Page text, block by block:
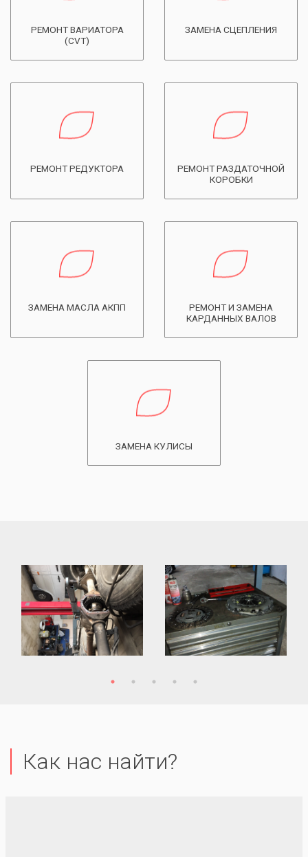
РЕМОНТ ВАРИАТОРА
(CVT)
ЗАМЕНА СЦЕПЛЕНИЯ
РЕМОНТ РЕДУКТОРА
РЕМОНТ РАЗДАТОЧНОЙ
КОРОБКИ
ЗАМЕНА МАСЛА АКПП
РЕМОНТ И ЗАМЕНА
КАРДАННЫХ ВАЛОВ
ЗАМЕНА КУЛИСЫ
Как нас найти?